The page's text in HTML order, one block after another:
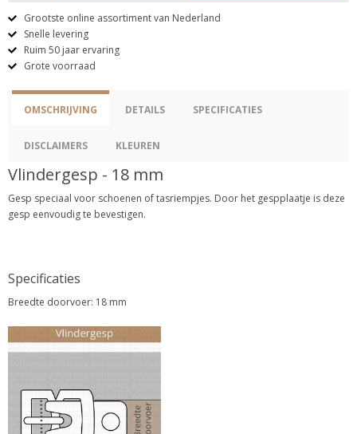
Grootste online assortiment van Nederland
Snelle levering
Ruim 50 jaar ervaring
Grote voorraad
OMSCHRIJVING DETAILS SPECIFICATIES
DISCLAIMERS KLEUREN
Vlindergesp - 18 mm
Gesp speciaal voor schoenen of tasriempjes. Door het gespplaatje is deze
gesp eenvoudig te bevestigen.
Specificaties
Breedte doorvoer: 18 mm